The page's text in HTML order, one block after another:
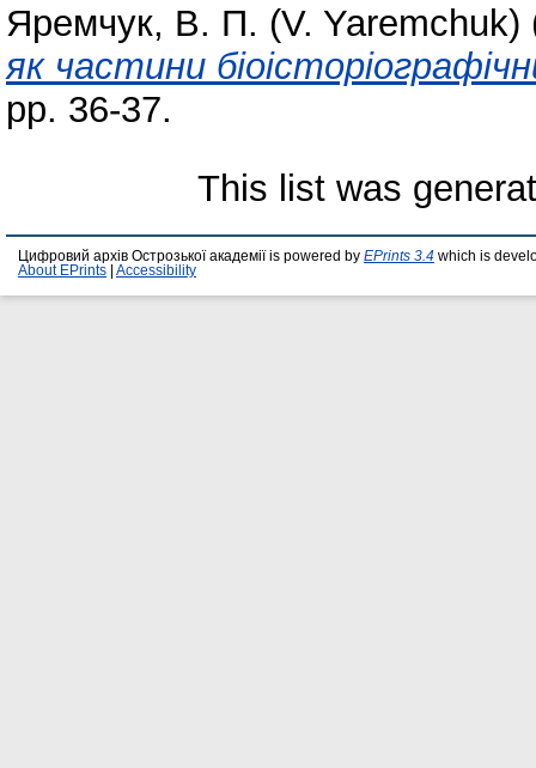
Яремчук, В. П. (V. Yaremchuk)
як частини
pp. 36-37.
This list was
Цифровий архів Острозької академії is powered by EPrints 3.4 which is
About EPrints
Accessibility